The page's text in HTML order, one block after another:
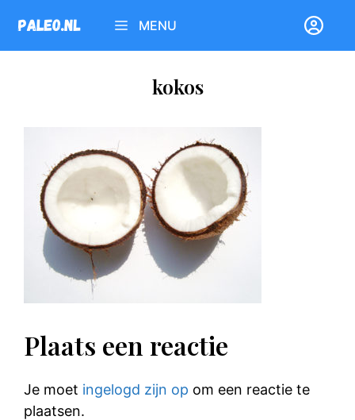
naar
de
MENU
kokos
Plaats een reactie
Je moet ingelogd zijn op om een reactie te
plaatsen.